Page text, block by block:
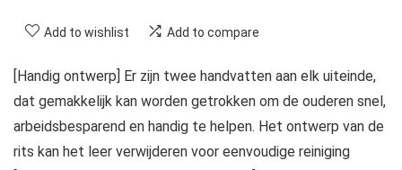
Add to wishlist Add to compare
[Handig ontwerp] Er zijn twee handvatten aan elk uiteinde,
dat gemakkelijk kan worden getrokken om de ouderen snel,
arbeidsbesparend en handig te helpen. Het ontwerp van de
rits kan het leer verwijderen voor eenvoudige reiniging